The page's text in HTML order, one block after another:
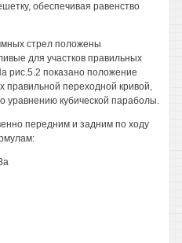
обеспечивая равенство
стрел положены
для участков правильных
рис.5.2 показано положение
правильной переходной кривой,
уравнению кубической параболы.
передним и задним по ходу